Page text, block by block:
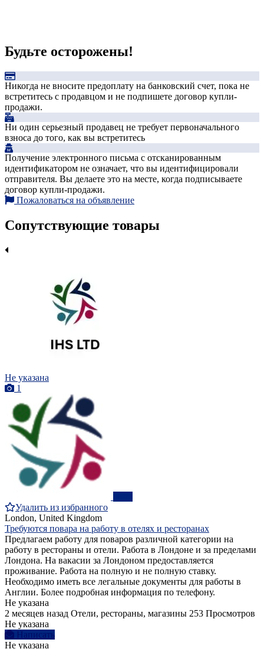
Будьте осторожены!
Никогда не вносите предоплату на банковский счет, пока не
встретитесь с продавцом и не подпишете договор купли-
продажи.
Ни один серьезный продавец не требует первоначального
взноса до того, как вы встретитесь
Получение электронного письма с отсканированным
идентификатором не означает, что вы идентифицировали
отправителя. Вы делаете это на месте, когда подписываете
договор купли-продажи.
Пожаловаться на объявление
Сопутствующие товары
Не указана
1
Удалить из избранного
London, United Kingdom
Требуются повара на работу в отелях и ресторанах
Предлагаем работу для поваров различной категории на
работу в рестораны и отели. Работа в Лондоне и за пределами
Лондона. На вакасии за Лондоном предоставляется
проживание. Работа на полную и не полную ставку.
Необходимо иметь все легальные документы для работы в
Англии. Более подробная информация по телефону.
Не указана
2 месяцев назад Отели, рестораны, магазины 253 Просмотров
Не указана
Написать
Не указана